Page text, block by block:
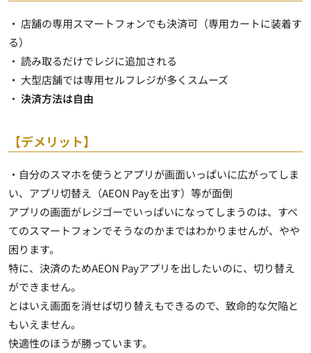
・ 店舗の専用スマートフォンでも決済可（専用カートに装着す
る）
・ 読み取るだけでレジに追加される
・ 大型店舗では専用セルフレジが多くスムーズ
・ 決済方法は自由
【デメリット】
・自分のスマホを使うとアプリが画面いっぱいに広がってしま
い、アプリ切替え（AEON Payを出す）等が面倒
アプリの画面がレジゴーでいっぱいになってしまうのは、すべ
てのスマートフォンでそうなのかまではわかりませんが、やや
困ります。
特に、決済のためAEON Payアプリを出したいのに、切り替え
ができません。
とはいえ画面を消せば切り替えもできるので、致命的な欠陥と
もいえません。
快適性のほうが勝っています。